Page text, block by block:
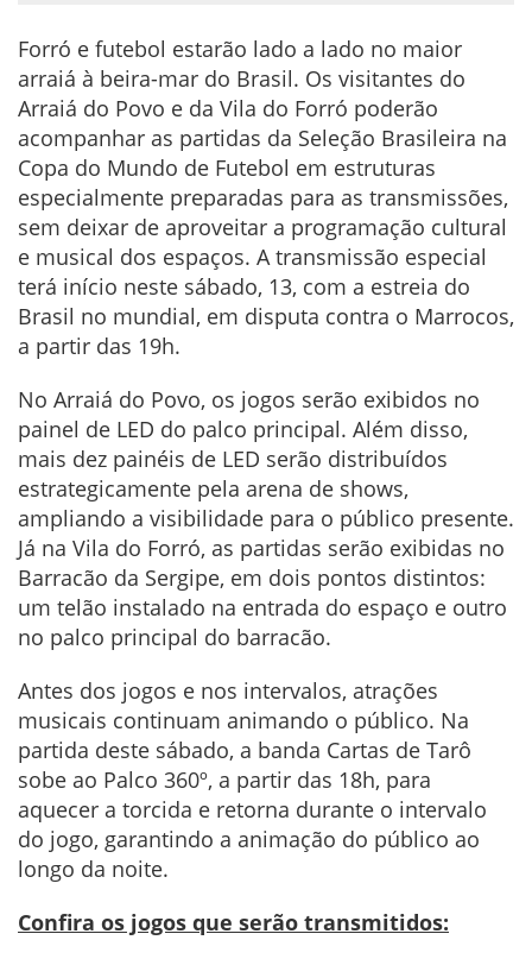
Forró e futebol estarão lado a lado no maior
arraiá à beira-mar do Brasil. Os visitantes do
Arraiá do Povo e da Vila do Forró poderão
acompanhar as partidas da Seleção Brasileira na
Copa do Mundo de Futebol em estruturas
especialmente preparadas para as transmissões,
sem deixar de aproveitar a programação cultural
e musical dos espaços. A transmissão especial
terá início neste sábado, 13, com a estreia do
Brasil no mundial, em disputa contra o Marrocos,
a partir das 19h.
No Arraiá do Povo, os jogos serão exibidos no
painel de LED do palco principal. Além disso,
mais dez painéis de LED serão distribuídos
estrategicamente pela arena de shows,
ampliando a visibilidade para o público presente.
Já na Vila do Forró, as partidas serão exibidas no
Barracão da Sergipe, em dois pontos distintos:
um telão instalado na entrada do espaço e outro
no palco principal do barracão.
Antes dos jogos e nos intervalos, atrações
musicais continuam animando o público. Na
partida deste sábado, a banda Cartas de Tarô
sobe ao Palco 360º, a partir das 18h, para
aquecer a torcida e retorna durante o intervalo
do jogo, garantindo a animação do público ao
longo da noite.
Confira os jogos que serão transmitidos: